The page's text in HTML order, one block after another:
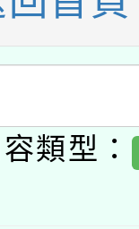
校輔導
施計畫
策研討
與發展
及學前
局辦理
實施計
北場」
範大學
中心
招生簡
功大學
-教案
前教
類型：